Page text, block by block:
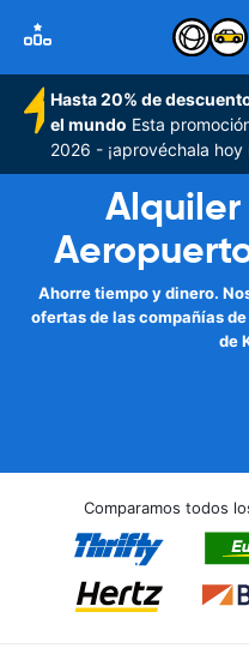
Hasta 20% de
el mundo Esta
2026 - ¡aprovéchala hoy
Ahorre tiempo y dinero.
ofertas de las compañías
de
Comparamos todos